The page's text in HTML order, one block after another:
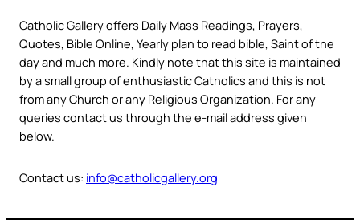
Catholic Gallery offers Daily Mass Readings, Prayers,
Quotes, Bible Online, Yearly plan to read bible, Saint of the
day and much more. Kindly note that this site is maintained
by a small group of enthusiastic Catholics and this is not
from any Church or any Religious Organization. For any
queries contact us through the e-mail address given
below.
Contact us: info@catholicgallery.org